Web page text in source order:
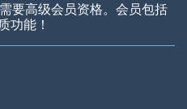
要高级会员资格。会员包括
功能！